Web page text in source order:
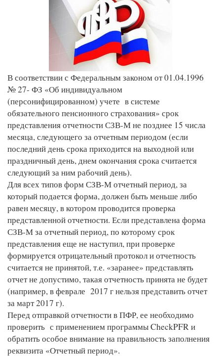
В соответствии с Федеральным законом от 01.04.1996
№ 27- ФЗ «Об индивидуальном
(персонифицированном) учете в системе
обязательного пенсионного страхования» срок
представления отчетности СЗВ-М не позднее 15 числа
месяца, следующего за отчетным периодом (если
последний день срока приходится на выходной или
праздничный день, днем окончания срока считается
следующий за ним рабочий день).
Для всех типов форм СЗВ-М отчетный период, за
который подается форма, должен быть меньше либо
равен месяцу, в котором проводится проверка
представленной отчетности. Если представлена форма
СЗВ-М за отчетный период, по которому срок
представления еще не наступил, при проверке
формируется отрицательный протокол и отчетность
считается не принятой, т.е. «заранее» представлять
отчет не допустимо, такая отчетность принята не будет
(например, в феврале 2017 г нельзя представить отчет
за март 2017 г).
Перед отправкой отчетности в ПФР, ее необходимо
проверить с применением программы CheckPFR и
обратить особое внимание на правильность заполнения
реквизита «Отчетный период».